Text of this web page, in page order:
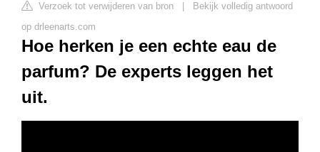
Verzoek tot verwijderen van bron
Bekijk volledig antwoord
op drleenarts.com
Hoe herken je een echte eau de
parfum? De experts leggen het
uit.